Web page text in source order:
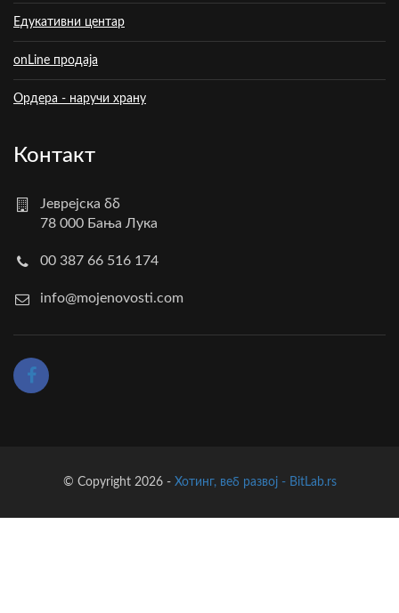
Едукативни центар
onLine продаја
Ордера - наручи храну
Контакт
Јеврејска бб
78 000 Бања Лука
00 387 66 516 174
info@mojenovosti.com
© Copyright 2026 - Хотинг, веб развој - BitLab.rs